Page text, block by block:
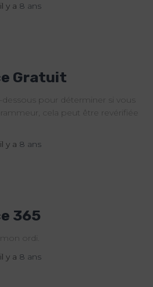
y a 8 ans
Gratuit
dessous pour déterminer si vous
cela peut être revérifiée
y a 8 ans
365
mon ordi.
y a 8 ans